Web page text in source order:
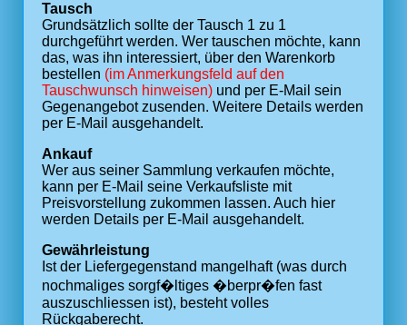
Tausch
Grundsätzlich sollte der Tausch 1 zu 1
durchgeführt werden. Wer tauschen möchte, kann
das, was ihn interessiert, über den Warenkorb
bestellen (im Anmerkungsfeld auf den
Tauschwunsch hinweisen) und per E-Mail sein
Gegenangebot zusenden. Weitere Details werden
per E-Mail ausgehandelt.
Ankauf
Wer aus seiner Sammlung verkaufen möchte,
kann per E-Mail seine Verkaufsliste mit
Preisvorstellung zukommen lassen. Auch hier
werden Details per E-Mail ausgehandelt.
Gewährleistung
Ist der Liefergegenstand mangelhaft (was durch
nochmaliges sorgf�ltiges �berpr�fen fast
auszuschliessen ist), besteht volles
Rückgaberecht.